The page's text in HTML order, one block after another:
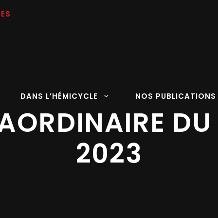
DANS L’HÉMICYCLE NOS PUBLICATIONS
2023